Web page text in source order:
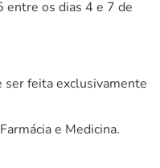
entre os dias 4 e 7 de
ser feita exclusivamente
e Medicina.